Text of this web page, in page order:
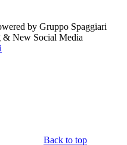
by Gruppo Spaggiari
& New Social Media
Back to top